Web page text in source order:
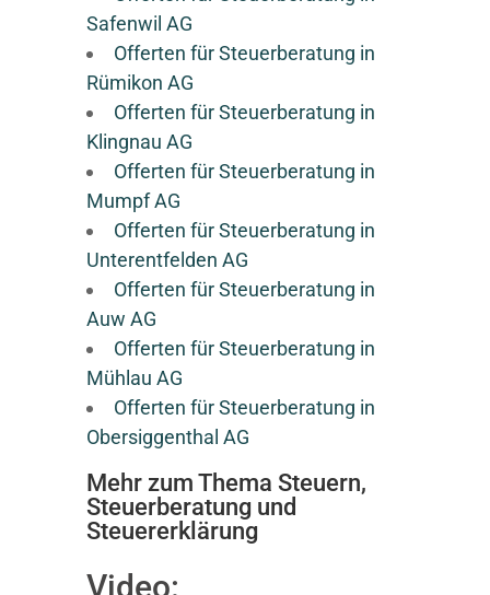
Safenwil AG
Offerten für Steuerberatung in
Rümikon AG
Offerten für Steuerberatung in
Klingnau AG
Offerten für Steuerberatung in
Mumpf AG
Offerten für Steuerberatung in
Unterentfelden AG
Offerten für Steuerberatung in
Auw AG
Offerten für Steuerberatung in
Mühlau AG
Offerten für Steuerberatung in
Obersiggenthal AG
Mehr zum Thema Steuern,
Steuerberatung und
Steuererklärung
Video: